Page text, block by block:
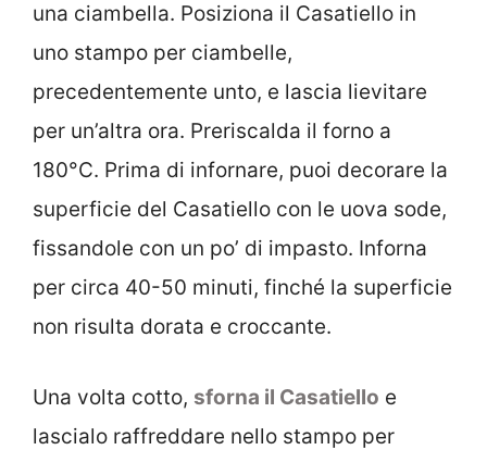
una ciambella. Posiziona il Casatiello in
uno stampo per ciambelle,
precedentemente unto, e lascia lievitare
per un’altra ora. Preriscalda il forno a
180°C. Prima di infornare, puoi decorare la
superficie del Casatiello con le uova sode,
fissandole con un po’ di impasto. Inforna
per circa 40-50 minuti, finché la superficie
non risulta dorata e croccante.
Una volta cotto, sforna il Casatiello e
lascialo raffreddare nello stampo per